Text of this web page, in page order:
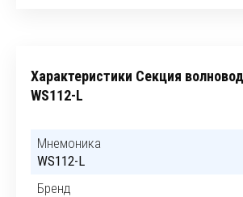
Характеристики Секция
WS112-L
Мнемоника
WS112-L
Бренд